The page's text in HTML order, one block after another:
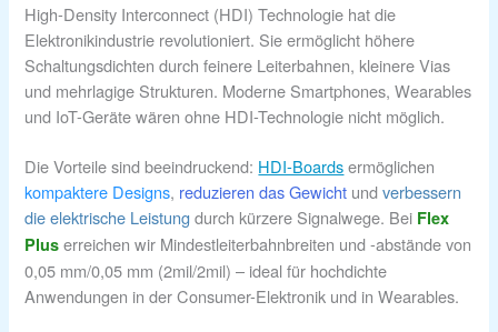
High-Density Interconnect (HDI) Technologie hat die
Elektronikindustrie revolutioniert. Sie ermöglicht höhere
Schaltungsdichten durch feinere Leiterbahnen, kleinere Vias
und mehrlagige Strukturen. Moderne Smartphones, Wearables
und IoT-Geräte wären ohne HDI-Technologie nicht möglich.
Die Vorteile sind beeindruckend: HDI-Boardsermöglichen
kompaktere Designs, reduzieren das Gewicht undverbessern
die elektrische Leistung durch kürzere Signalwege. Bei Flex
Plus erreichen wir Mindestleiterbahnbreiten und -abstände von
0,05 mm/0,05 mm (2mil/2mil) – ideal für hochdichte
Anwendungen in der Consumer-Elektronik und in Wearables.